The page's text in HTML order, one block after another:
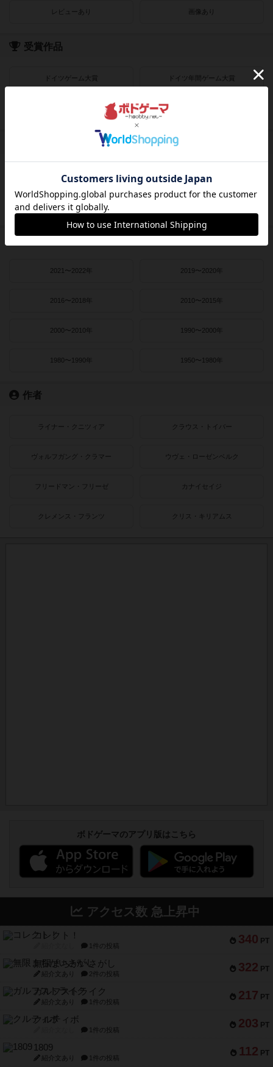
レビューあり 画像あり
受賞作品
ドイツゲーム大賞 ドイツ年間ゲーム大賞
フランス年間ゲーム大賞 ゲームマーケット大賞
1人用
3～4人用
発売時期
2021〜2022年 2019〜2020年
2016〜2018年 2010〜2015年
2000〜2010年 1990〜2000年
1980〜1990年 1950〜1980年
作者
ライナー・クニツィア クラウス・トイバー
ヴォルフガング・クラマー ウヴェ・ローゼンベルク
フリードマン・フリーゼ カナイセイジ
クレメンス・フランツ クリス・キリアムス
ボドゲーマのアプリ版はこちら
アクセス数 急上昇中
340 PT
コレクト！
1件の投稿
322 PT
無限まちがいさがし
紹介文あり 2件の投稿
217 PT
ガルフストライク
紹介文あり 1件の投稿
203 PT
クルティボ
1件の投稿
112 PT
1809
紹介文あり 1件の投稿